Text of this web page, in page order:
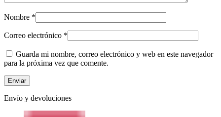
Nombre *
Correo electrónico *
Guarda mi nombre, correo electrónico y web en este navegador
para la próxima vez que comente.
Envío y devoluciones